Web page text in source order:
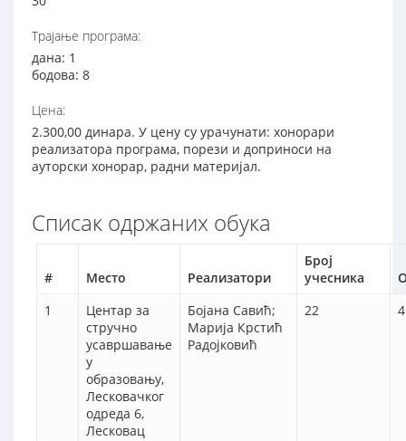
Трајање програма:
дана: 1
бодова: 8
Цена:
2.300,00 динара. У цену су урачунати: хонорари
реализатора програма, порези и доприноси на
ауторски хонорар, радни материјал.
Списак одржаних обука
# Место Реализатори
Број
учесника
1
Центар за
стручно
усавршавање
у
образовању,
Лесковачког
одреда 6,
Лесковац
Бојана Савић;
Марија Крстић
Радојковић
22 4